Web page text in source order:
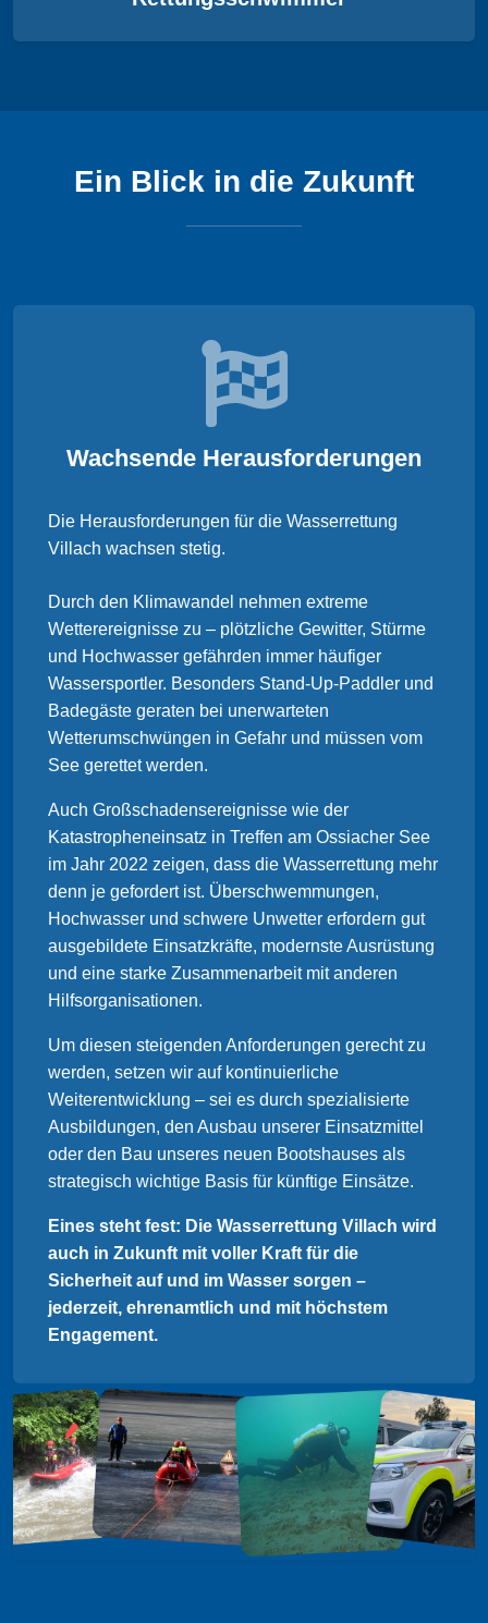
Ein Blick in die Zukunft
Wachsende Herausforderungen
Die Herausforderungen für die Wasserrettung
Villach wachsen stetig.
Durch den Klimawandel nehmen extreme
Wetterereignisse zu – plötzliche Gewitter, Stürme
und Hochwasser gefährden immer häufiger
Wassersportler. Besonders Stand-Up-Paddler und
Badegäste geraten bei unerwarteten
Wetterumschwüngen in Gefahr und müssen vom
See gerettet werden.
Auch Großschadensereignisse wie der
Katastropheneinsatz in Treffen am Ossiacher See
im Jahr 2022 zeigen, dass die Wasserrettung mehr
denn je gefordert ist. Überschwemmungen,
Hochwasser und schwere Unwetter erfordern gut
ausgebildete Einsatzkräfte, modernste Ausrüstung
und eine starke Zusammenarbeit mit anderen
Hilfsorganisationen.
Um diesen steigenden Anforderungen gerecht zu
werden, setzen wir auf kontinuierliche
Weiterentwicklung – sei es durch spezialisierte
Ausbildungen, den Ausbau unserer Einsatzmittel
oder den Bau unseres neuen Bootshauses als
strategisch wichtige Basis für künftige Einsätze.
Eines steht fest: Die Wasserrettung Villach wird
auch in Zukunft mit voller Kraft für die
Sicherheit auf und im Wasser sorgen –
jederzeit, ehrenamtlich und mit höchstem
Engagement.